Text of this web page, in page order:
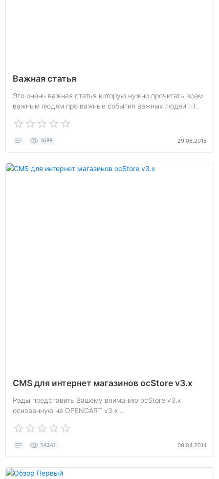
Важная статья
Это очень важная статья которую нужно прочитать всем
важным людям про важные события важных людей :-)..
1689 29.06.2015
CMS для интернет магазинов ocStore v3.x
Рады представить Вашему вниманию ocStore v3.x
основанную на OPENCART v3.x ..
14341 08.04.2014